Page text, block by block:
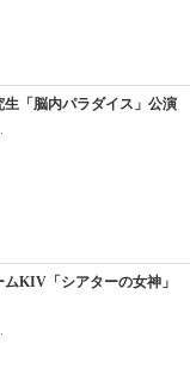
生「脳内パラダイス」公演
ムKIV「シアターの女神」